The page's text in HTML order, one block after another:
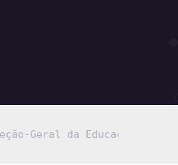
Geral da Educação